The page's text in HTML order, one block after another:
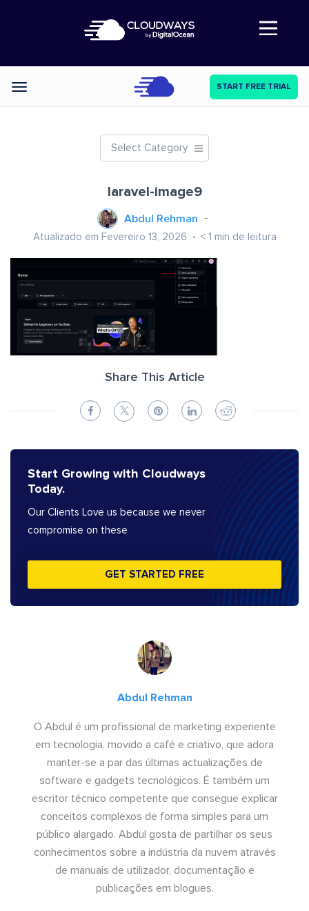
Abre a navegação
Categories START FREE TRIAL
Select Category
laravel-image9
Abdul Rehman
Atualizado em Fevereiro 13, 2026 < 1 min de leitura
Share This Article
Start Growing with Cloudways
Today.
Our Clients Love us because we never
compromise on these
GET STARTED FREE
Abdul Rehman
O Abdul é um profissional de marketing experiente
em tecnologia, movido a café e criativo, que adora
manter-se a par das últimas actualizações de
software e gadgets tecnológicos. É também um
escritor técnico competente que consegue explicar
conceitos complexos de forma simples para um
público alargado. Abdul gosta de partilhar os seus
conhecimentos sobre a indústria da nuvem através
de manuais de utilizador, documentação e
publicações em blogues.